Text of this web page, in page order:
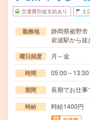
交通費別途支給あり 土
勤務地
静岡県裾野市
岩波駅から徒
曜日頻度 月～金
時間 05:00～
期間 長期でお仕事
時給 時給1400円